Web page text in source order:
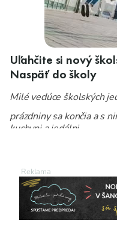
Uľahčite si nový
Naspäť do školy
Milé vedúce školských
prázdniny sa končia a s
kuchyni a jedálni.
samotných stravníkov.
A presne s tým Vám